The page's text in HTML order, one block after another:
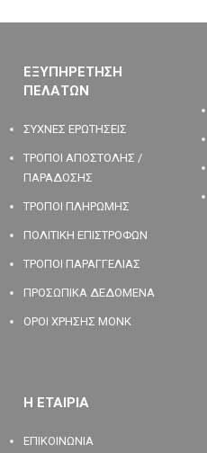
ΕΞΥΠΗΡΕΤΗΣΗ
ΠΕΛΑΤΩΝ
ΣΥΧΝΕΣ ΕΡΩΤΗΣΕΙΣ
ΤΡΟΠΟΙ ΑΠΟΣΤΟΛΗΣ /
ΠΑΡΑΔΟΣΗΣ
ΤΡΟΠΟΙ ΠΛΗΡΩΜΗΣ
ΠΟΛΙΤΙΚΗ ΕΠΙΣΤΡΟΦΩΝ
ΤΡΟΠΟΙ ΠΑΡΑΓΓΕΛΙΑΣ
ΠΡΟΣΩΠΙΚΑ ΔΕΔΟΜΕΝΑ
ΟΡΟΙ ΧΡΗΣΗΣ MONK
Η ΕΤΑΙΡΙΑ
ΕΠΙΚΟΙΝΩΝΙΑ